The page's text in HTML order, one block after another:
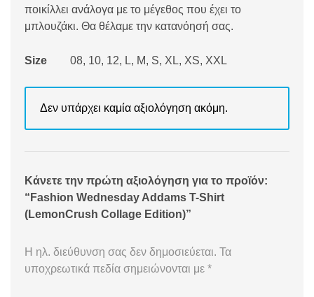
ποικίλλει ανάλογα με το μέγεθος που έχει το
μπλουζάκι. Θα θέλαμε την κατανόησή σας.
Size 08, 10, 12, L, M, S, XL, XS, XXL
Δεν υπάρχει καμία αξιολόγηση ακόμη.
Κάνετε την πρώτη αξιολόγηση για το προϊόν:
“Fashion Wednesday Addams T-Shirt
(LemonCrush Collage Edition)”
Η ηλ. διεύθυνση σας δεν δημοσιεύεται. Τα
υποχρεωτικά πεδία σημειώνονται με *